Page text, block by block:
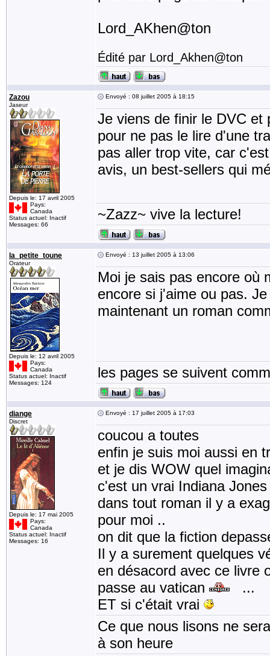
Lord_AKhen@ton
Édité par Lord_Akhen@ton
Zazou
Jaseur
Depuis le: 17 avril 2005
Pays:
Canada
Status actuel: Inactif
Messages: 66
Envoyé : 08 juillet 2005 à 18:15
Je viens de finir le DVC et
pour ne pas le lire d'une
pas aller trop vite, car
avis, un best-sellers qui
~Zazz~ vive la lecture!
la_petite_toune
Orateur
Depuis le: 12 avril 2005
Pays:
Canada
Status actuel: Inactif
Messages: 124
Envoyé : 13 juillet 2005 à 13:06
Moi je sais pas encore où
encore si j'aime ou pas.
maintenant un roman
les pages se suivent
diange
Discret
Depuis le: 17 mai 2005
Pays:
Canada
Status actuel: Inactif
Messages: 16
Envoyé : 17 juillet 2005 à 17:03
coucou a toutes
enfin je suis moi aussi en
et je dis WOW quel
c'est un vrai Indiana
dans tout roman il y a
pour moi ..
on dit que la fiction
Il y a surement quelques
en désacord avec ce livre
passe au vatican
...
ET si c'était vrai
Ce que nous lisons ne
à son heure